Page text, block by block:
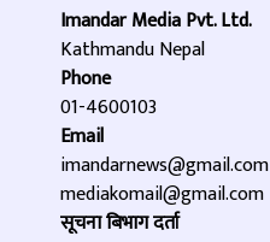
Imandar Media Pvt. Ltd.
Kathmandu Nepal
Phone
01-4600103
Email
imandarnews@gmail.com
mediakomail@gmail.com
सूचना बिभाग दर्ता